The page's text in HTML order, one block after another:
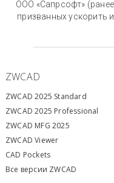
ООО «Сапрсофт»
призванных ускорить
ZWCAD
ZWCAD 2025 Standard
ZWCAD 2025 Professional
ZWCAD MFG 2025
ZWCAD Viewer
CAD Pockets
Все версии ZWCAD